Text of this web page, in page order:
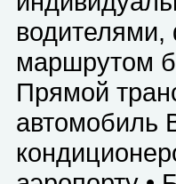
маршрутом
Прямой
автомобиль